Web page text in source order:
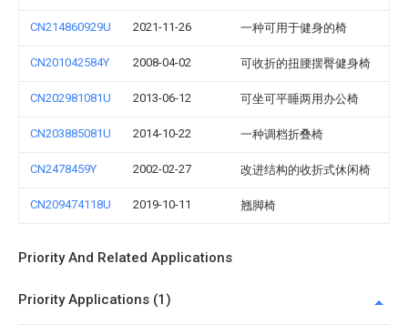
CN214860929U 2021-11-26 一种可用于健身的椅
CN201042584Y 2008-04-02 可收折的扭腰摆臀健身椅
CN202981081U 2013-06-12 可坐可平睡两用办公椅
CN203885081U 2014-10-22 一种调档折叠椅
CN2478459Y 2002-02-27 改进结构的收折式休闲椅
CN209474118U 2019-10-11 翘脚椅
Priority And Related Applications
Priority Applications (1)